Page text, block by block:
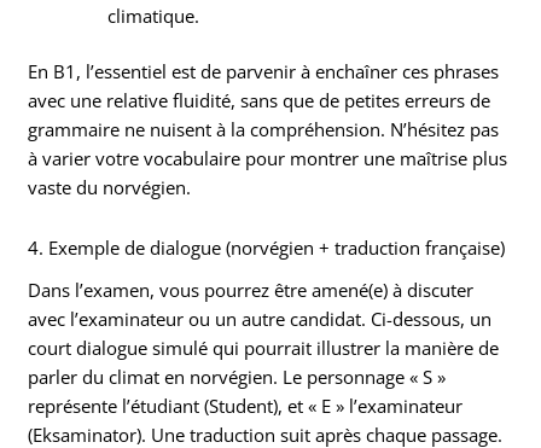
climatique.
En B1, l’essentiel est de parvenir à enchaîner ces phrases
avec une relative fluidité, sans que de petites erreurs de
grammaire ne nuisent à la compréhension. N’hésitez pas
à varier votre vocabulaire pour montrer une maîtrise plus
vaste du norvégien.
4. Exemple de dialogue (norvégien + traduction française)
Dans l’examen, vous pourrez être amené(e) à discuter
avec l’examinateur ou un autre candidat. Ci-dessous, un
court dialogue simulé qui pourrait illustrer la manière de
parler du climat en norvégien. Le personnage « S »
représente l’étudiant (Student), et « E » l’examinateur
(Eksaminator). Une traduction suit après chaque passage.